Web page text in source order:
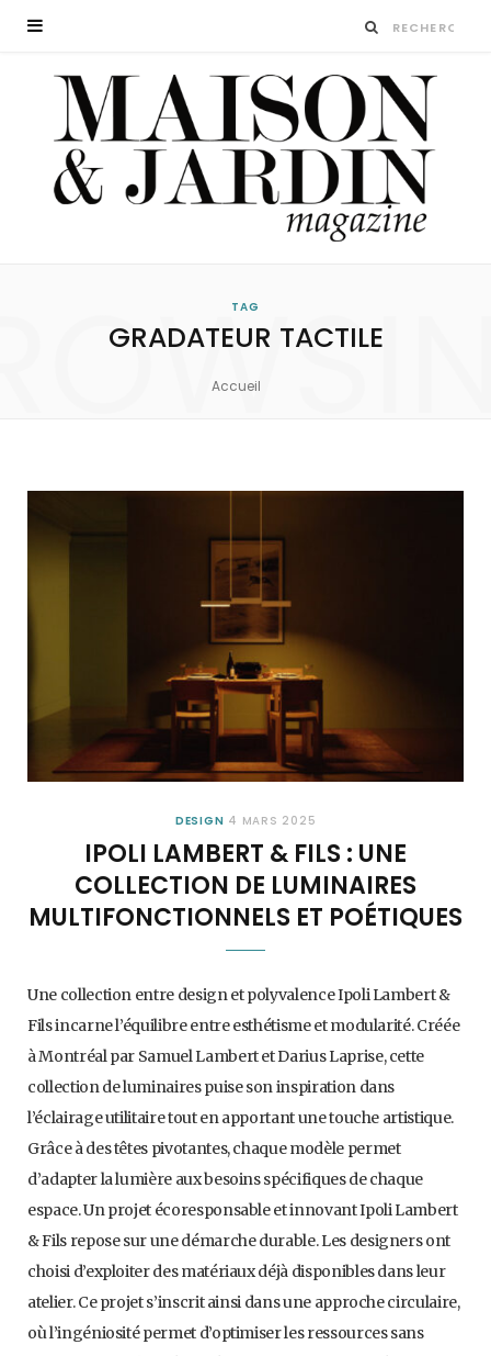
TAG
GRADATEUR TACTILE
Accueil
DESIGN 4 MARS 2025
IPOLI LAMBERT & FILS : UNE
COLLECTION DE LUMINAIRES
MULTIFONCTIONNELS ET POÉTIQUES
Une collection entre design et polyvalence Ipoli Lambert &
Fils incarne l’équilibre entre esthétisme et modularité. Créée
à Montréal par Samuel Lambert et Darius Laprise, cette
collection de luminaires puise son inspiration dans
l’éclairage utilitaire tout en apportant une touche artistique.
Grâce à des têtes pivotantes, chaque modèle permet
d’adapter la lumière aux besoins spécifiques de chaque
espace. Un projet écoresponsable et innovant Ipoli Lambert
& Fils repose sur une démarche durable. Les designers ont
choisi d’exploiter des matériaux déjà disponibles dans leur
atelier. Ce projet s’inscrit ainsi dans une approche circulaire,
où l’ingéniosité permet d’optimiser les ressources sans